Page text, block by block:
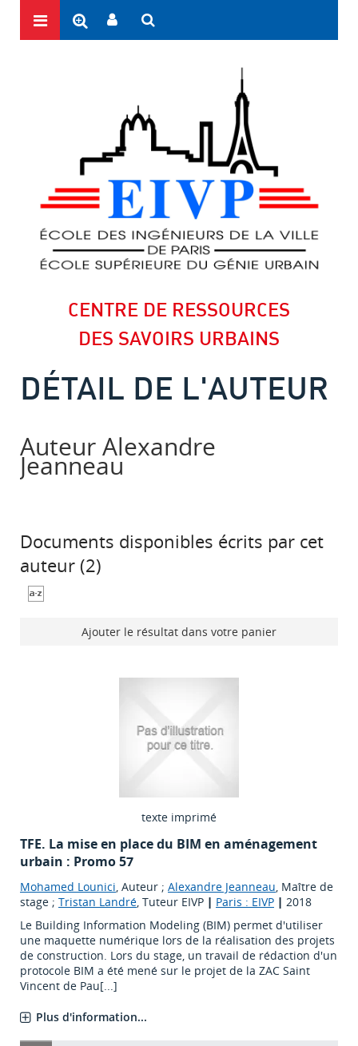
CENTRE DE RESSOURCES
DES SAVOIRS URBAINS
DÉTAIL DE L'AUTEUR
Auteur Alexandre
Jeanneau
Documents disponibles écrits par cet
auteur (2)
Ajouter le résultat dans votre panier
texte imprimé
TFE. La mise en place du BIM en aménagement
urbain : Promo 57
Mohamed Lounici, Auteur ; Alexandre Jeanneau, Maître de
stage ; Tristan Landré, Tuteur EIVP | Paris : EIVP | 2018
Le Building Information Modeling (BIM) permet d'utiliser
une maquette numérique lors de la réalisation des projets
de construction. Lors du stage, un travail de rédaction d'un
protocole BIM a été mené sur le projet de la ZAC Saint
Vincent de Pau[...]
Plus d'information...